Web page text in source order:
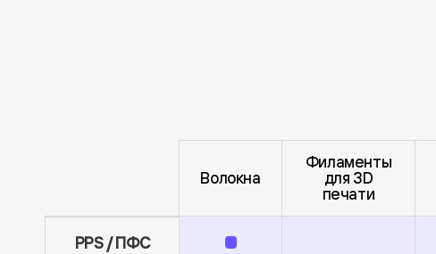
Волокна
Филаменты
для 3D
печати
PPS / ПФС